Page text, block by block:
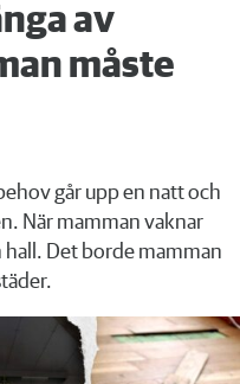
av
måste
går upp en natt och
När mamman vaknar
Det borde mamman